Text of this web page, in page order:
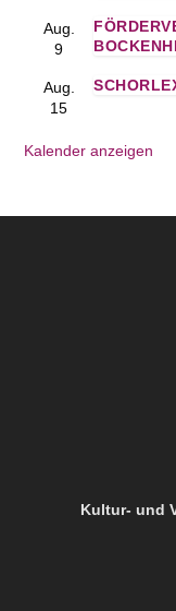
Aug.
9
Aug.
15
Kalender anzeigen
Kultur- und